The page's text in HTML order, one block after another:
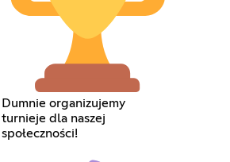
Dumnie organizujemy
turnieje dla naszej
społeczności!